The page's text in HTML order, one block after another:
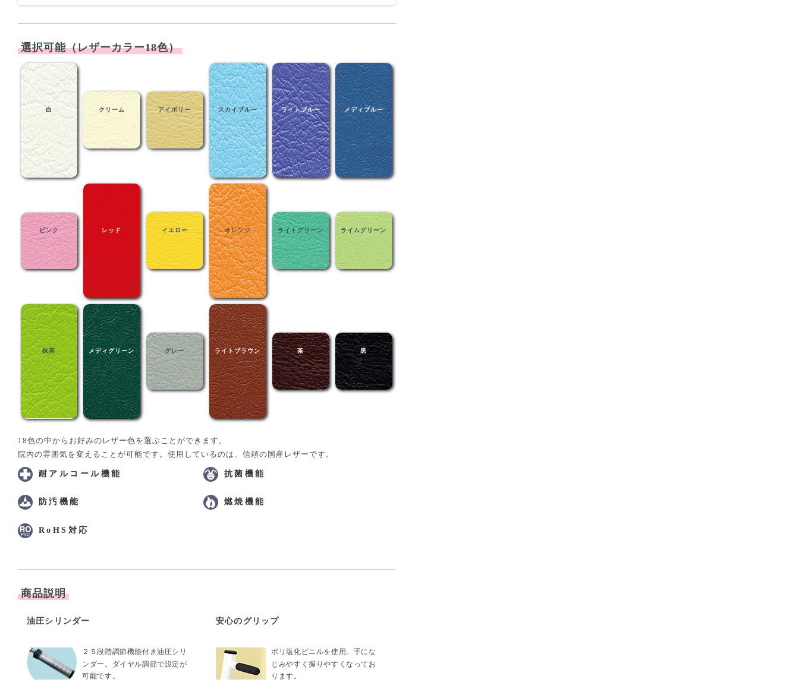
選択可能（レザーカラー18色）
白 クリーム アイボリー スカイブルー ライトブルー メディブルー
ピンク レッド イエロー オレンジ ライトグリーン ライムグリーン
抹茶 メディグリーン グレー ライトブラウン 茶 黒
18色の中からお好みのレザー色を選ぶことができます。
院内の雰囲気を変えることが可能です。使用しているのは、信頼の国産レザーです。
耐アルコール機能 抗菌機能
防汚機能 燃焼機能
RoHS対応
商品説明
油圧シリンダー
２５段階調節機能付き油圧シリ
ンダー。ダイヤル調節で設定が
可能です。
安心のグリップ
ポリ塩化ビニルを使用。手にな
じみやすく握りやすくなってお
ります。